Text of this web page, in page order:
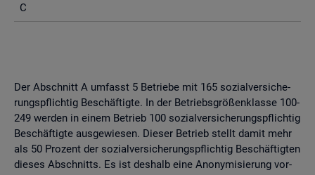
C
Der Ab­schnitt A um­fasst 5 Be­trie­be mit 165 so­zi­al­ver­si­che­
rungs­pflich­tig Be­schäf­tig­te. In der Be­triebs­grö­ßen­klas­se 100-
249 wer­den in einem Be­trieb 100 so­zi­al­ver­si­che­rungs­pflich­tig
Be­schäf­tig­te aus­ge­wie­sen. Die­ser Be­trieb stellt damit mehr
als 50 Pro­zent der so­zi­al­ver­si­che­rungs­pflich­tig Be­schäf­tig­ten
die­ses Ab­schnitts. Es ist des­halb eine An­ony­mi­sie­rung vor­